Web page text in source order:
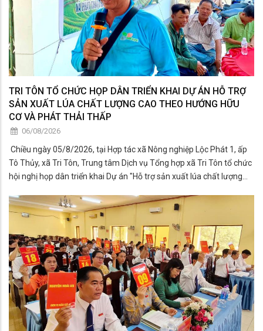
TRI TÔN TỔ CHỨC HỌP DÂN TRIỂN KHAI DỰ ÁN HỖ TRỢ
SẢN XUẤT LÚA CHẤT LƯỢNG CAO THEO HƯỚNG HỮU
CƠ VÀ PHÁT THẢI THẤP
06/08/2026
​ Chiều ngày 05/8/2026, tại Hợp tác xã Nông nghiệp Lộc Phát 1, ấp
Tô Thủy, xã Tri Tôn, Trung tâm Dịch vụ Tổng hợp xã Tri Tôn tổ chức
hội nghị họp dân triển khai Dự án "Hỗ trợ sản xuất lúa chất lượng
bền vữ